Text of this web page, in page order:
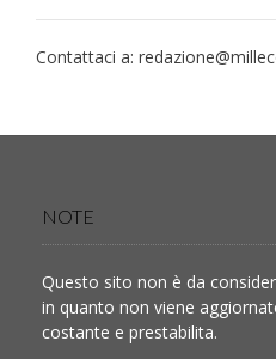
Contattaci a:
NOTE
Questo sito non è da
in quanto non viene
costante e prestabilita.